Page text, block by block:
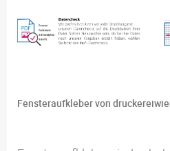
Fensteraufkleber von